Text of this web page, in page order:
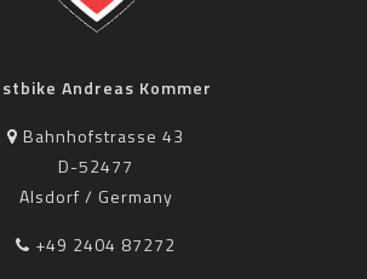
Andreas Kommer
Bahnhofstrasse 43
D-52477
Alsdorf / Germany
+49 2404 87272